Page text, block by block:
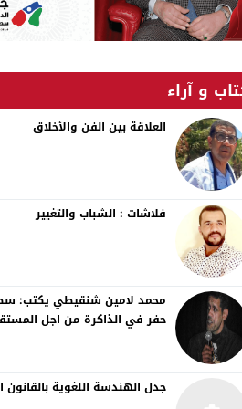
و آراء
العلاقة بين الفن والأخلاق
فلاشات : الشباب والتغيير
محمد لامين شنقيطي يكتب:
حفر في الذاكرة من اجل
جدل الهندسة اللغوية بالقانون